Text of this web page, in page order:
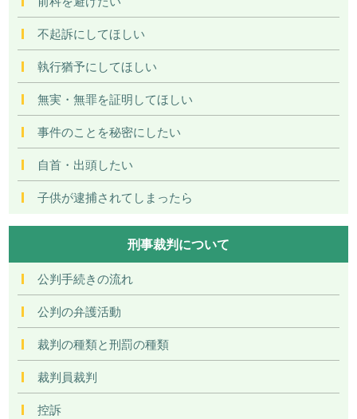
不起訴にしてほしい
執行猶予にしてほしい
無実・無罪を証明してほしい
事件のことを秘密にしたい
自首・出頭したい
子供が逮捕されてしまったら
刑事裁判について
公判手続きの流れ
公判の弁護活動
裁判の種類と刑罰の種類
裁判員裁判
控訴